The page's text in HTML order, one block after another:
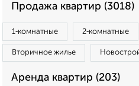
Продажа квартир (3018)
1‑комнатные 2‑комнатные
Вторичное жилье
Аренда квартир (203)